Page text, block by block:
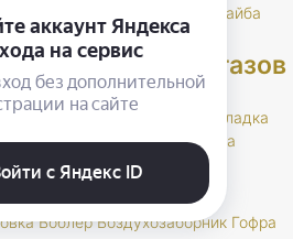
Шайба
отработавших газов
Комплект Кронштейн
Прокладка
Труба Фланец Хомут Шайба
Воблер Воздухозаборник Гофра